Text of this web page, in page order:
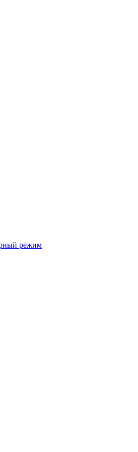
режим